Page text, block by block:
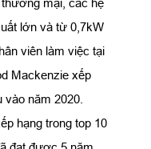
mại, các hệ
lớn và từ 0,7kW
viên làm việc tại
Mackenzie xếp
năm 2020.
hạng trong top 10